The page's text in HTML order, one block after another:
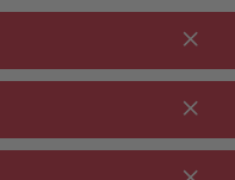
Warenkorb